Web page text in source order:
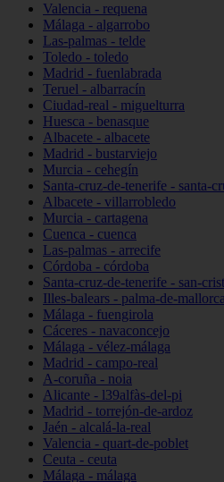
Valencia - requena
Málaga - algarrobo
Las-palmas - telde
Toledo - toledo
Madrid - fuenlabrada
Teruel - albarracín
Ciudad-real - miguelturra
Huesca - benasque
Albacete - albacete
Madrid - bustarviejo
Murcia - cehegín
Santa-cruz-de-tenerife - santa-
Albacete - villarrobledo
Murcia - cartagena
Cuenca - cuenca
Las-palmas - arrecife
Córdoba - córdoba
Santa-cruz-de-tenerife - san-
Illes-balears - palma-de-mallorca
Málaga - fuengirola
Cáceres - navaconcejo
Málaga - vélez-málaga
Madrid - campo-real
A-coruña - noia
Alicante - l39alfàs-del-pi
Madrid - torrejón-de-ardoz
Jaén - alcalá-la-real
Valencia - quart-de-poblet
Ceuta - ceuta
Málaga - málaga